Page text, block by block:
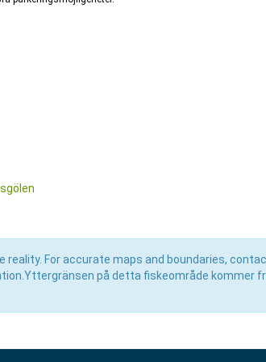
reality. For accurate maps and boundaries,
på detta fiskeområde kommer